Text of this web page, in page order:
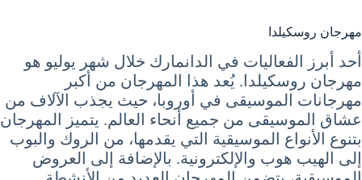
مهرجان روسكيلدا
أحد أبرز الفعاليات في الدانمارك خلال شهر يوليو هو
مهرجان روسكيلدا. يُعد هذا المهرجان من أكبر
مهرجانات الموسيقى في أوروبا، حيث يجذب الآلاف من
عشاق الموسيقى من جميع أنحاء العالم. يتميز المهرجان
بتنوع الأنواع الموسيقية التي يقدمها، من الروك والبوب
إلى الهيب هوب والإلكترونية. بالإضافة إلى العروض